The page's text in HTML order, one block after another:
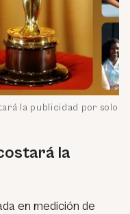
la publicidad por solo
la
en medición de